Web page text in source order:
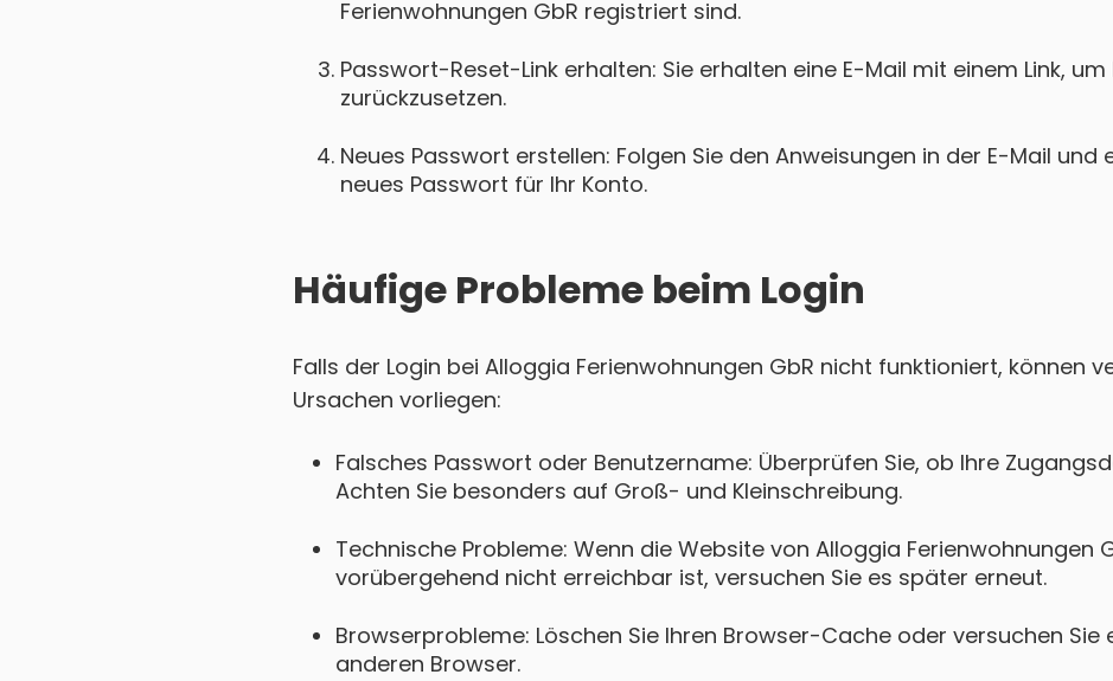
Ferienwohnungen GbR registriert sind.
Passwort-Reset-Link erhalten: Sie erhalten eine E-Mail mit einem Link,
zurückzusetzen.
Neues Passwort erstellen: Folgen Sie den Anweisungen in der E-Mail und
neues Passwort für Ihr Konto.
Häufige Probleme beim Login
Falls der Login bei Alloggia Ferienwohnungen GbR nicht funktioniert, können
Ursachen vorliegen:
Falsches Passwort oder Benutzername: Überprüfen Sie, ob Ihre
Achten Sie besonders auf Groß- und Kleinschreibung.
Technische Probleme: Wenn die Website von Alloggia Ferienwohnungen
vorübergehend nicht erreichbar ist, versuchen Sie es später erneut.
Browserprobleme: Löschen Sie Ihren Browser-Cache oder versuchen Sie
anderen Browser.